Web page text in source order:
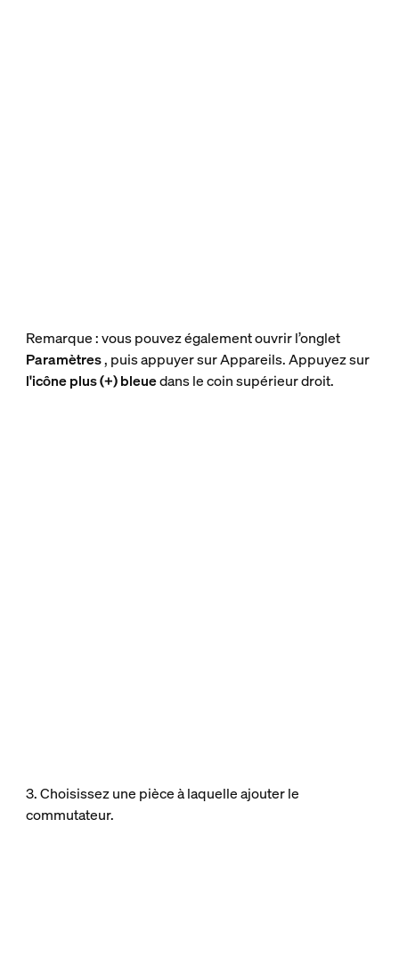
Remarque : vous pouvez également ouvrir l’onglet
Paramètres, puis appuyer sur Appareils. Appuyez sur
l'icône plus (+) bleuedans le coin supérieur droit.
3. Choisissez une pièce à laquelle ajouter le
commutateur.